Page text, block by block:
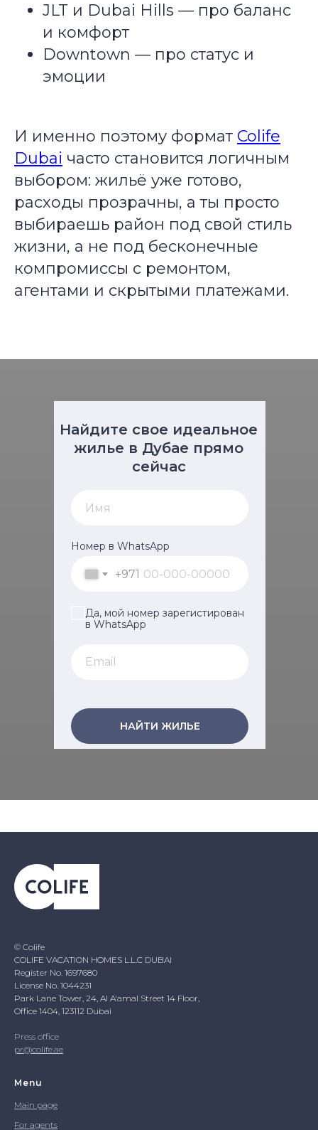
JLT и Dubai Hills — про баланс
и комфорт
Downtown — про статус и
эмоции
И именно поэтому формат Colife
Dubai часто становится логичным
выбором: жильё уже готово,
расходы прозрачны, а ты просто
выбираешь район под свой стиль
жизни, а не под бесконечные
компромиссы с ремонтом,
агентами и скрытыми платежами.
Найдите свое идеальное
жилье в Дубае прямо
сейчас
Номер в WhatsApp
+971
Да, мой номер зарегистирован
в WhatsApp
НАЙТИ ЖИЛЬЕ
© Colife
COLIFE VACATION HOMES L.L.C DUBAI
Register No. 1697680
License No. 1044231
Park Lane Tower, 24, Al A'amal Street 14 Floor,
Office 1404, 123112 Dubai
Press office
pr@colife.ae
Menu
Main page
For agents